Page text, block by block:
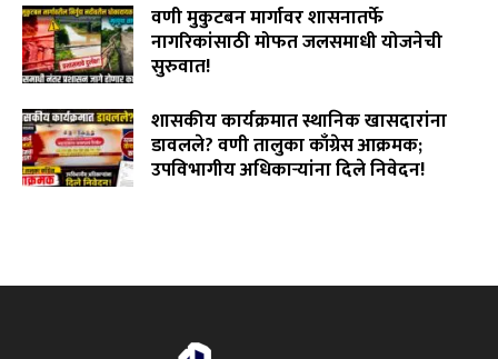
वणी मुकुटबन मार्गावर शासनातर्फे
नागरिकांसाठी मोफत जलसमाधी योजनेची
सुरुवात!
शासकीय कार्यक्रमात स्थानिक खासदारांना
डावलले? वणी तालुका काँग्रेस आक्रमक;
उपविभागीय अधिकाऱ्यांना दिले निवेदन!